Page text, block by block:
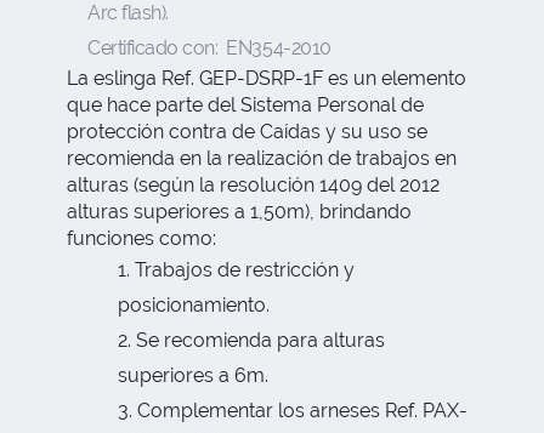
Arc flash).
Certificado con: EN354-2010
La eslinga Ref. GEP-DSRP-1F es un elemento
que hace parte del Sistema Personal de
protección contra de Caídas y su uso se
recomienda en la realización de trabajos en
alturas (según la resolución 1409 del 2012
alturas superiores a 1,50m), brindando
funciones como:
Trabajos de restricción y
posicionamiento.
Se recomienda para alturas
superiores a 6m.
Complementar los arneses Ref. PAX-